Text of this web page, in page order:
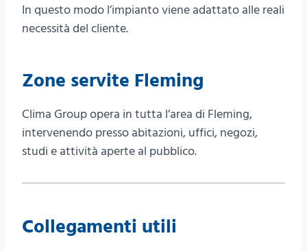
In questo modo l’impianto viene adattato alle reali
necessità del cliente.
Zone servite Fleming
Clima Group opera in tutta l’area di Fleming,
intervenendo presso abitazioni, uffici, negozi,
studi e attività aperte al pubblico.
Collegamenti utili